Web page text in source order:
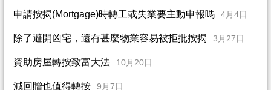
申請按揭(Mortgage)時轉工或失業要主動申報嗎 4月4日
除了避開凶宅，還有甚麼物業容易被拒批按揭 3月27日
資助房屋轉按致富大法 10月20日
減回贈也值得轉按 9月7日